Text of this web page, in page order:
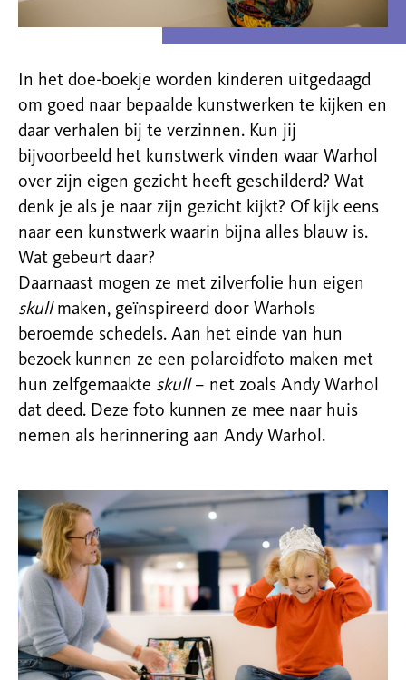
In het doe-boekje worden kinderen uitgedaagd
om goed naar bepaalde kunstwerken te kijken en
daar verhalen bij te verzinnen. Kun jij
bijvoorbeeld het kunstwerk vinden waar Warhol
over zijn eigen gezicht heeft geschilderd? Wat
denk je als je naar zijn gezicht kijkt? Of kijk eens
naar een kunstwerk waarin bijna alles blauw is.
Wat gebeurt daar?
Daarnaast mogen ze met zilverfolie hun eigen
skullmaken, geïnspireerd door Warhols
beroemde schedels. Aan het einde van hun
bezoek kunnen ze een polaroidfoto maken met
hun zelfgemaakte skull– net zoals Andy Warhol
dat deed. Deze foto kunnen ze mee naar huis
nemen als herinnering aan Andy Warhol.